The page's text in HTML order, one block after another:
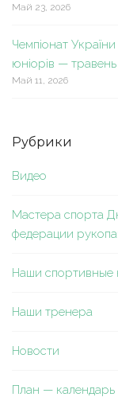
Май 23, 2026
Чемпіонат
юніорів —
Май 11, 2026
Рубрики
Видео
Мастера спорта
федерации
Наши спортивные
Наши тренера
Новости
План — календарь